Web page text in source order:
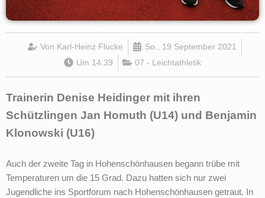
Von Karl-Heinz Flucke
So., 19 September 2021
Um 14:39 07 - Leichtathletik
Trainerin Denise Heidinger mit ihren
Schützlingen Jan Homuth (U14) und Benjamin
Klonowski (U16)
Auch der zweite Tag in Hohenschönhausen begann trübe mit
Temperaturen um die 15 Grad. Dazu hatten sich nur zwei
Jugendliche ins Sportforum nach Hohenschönhausen getraut. In